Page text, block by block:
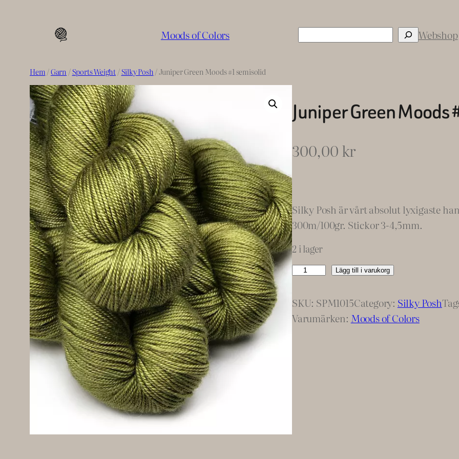
Moods of Colors Webshop
Hem/Garn /Sports Weight/Silky Posh/ Juniper Green Moods #1 semisolid
Juniper Green Moods
300,00kr
Silky Posh är vårt absolut lyxigaste
300m/100gr. Stickor 3-4,5mm.
2 i lager
J
n
i
Lägg till i varukorg
SKU: SPM1015Category: Silky Posh
Varumärken: Moods of Colors